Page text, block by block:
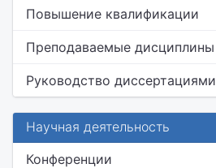
Повышение квалификации
Преподаваемые дисциплины
Руководство диссертациями
Научная деятельность
Конференции